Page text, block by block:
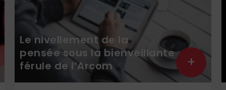
Le nivellement de la
pensée sous la bienveillante
férule de l’Arcom
+